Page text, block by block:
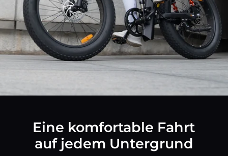
Eine komfortable Fahrt
auf jedem Untergrund